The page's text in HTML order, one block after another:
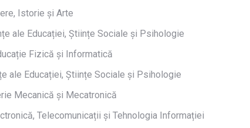
Istorie și Arte
ale Educației, Științe Sociale și Psihologie
Fizică și Informatică
ale Educației, Științe Sociale și Psihologie
Mecanică și Mecatronică
Telecomunicații și Tehnologia Informației